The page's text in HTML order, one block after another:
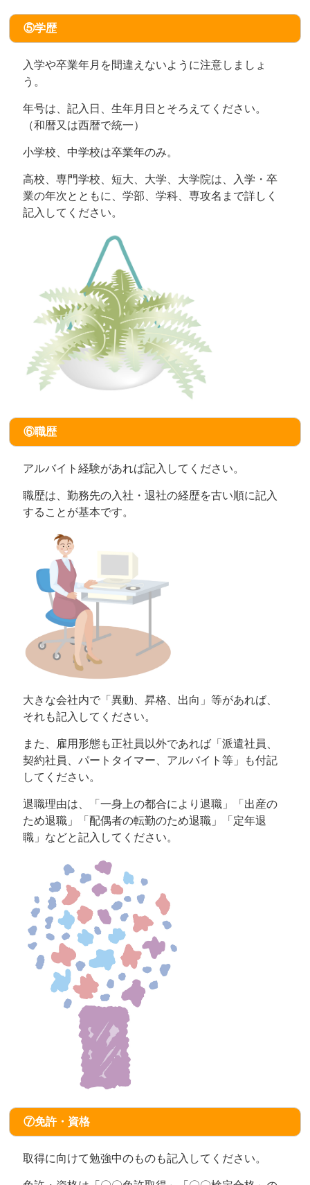
⑤学歴
入学や卒業年月を間違えないように注意しましょ
う。
年号は、記入日、生年月日とそろえてください。
（和暦又は西暦で統一）
小学校、中学校は卒業年のみ。
高校、専門学校、短大、大学、大学院は、入学・卒
業の年次とともに、学部、学科、専攻名まで詳しく
記入してください。
⑥職歴
アルバイト経験があれば記入してください。
職歴は、勤務先の入社・退社の経歴を古い順に記入
することが基本です。
大きな会社内で「異動、昇格、出向」等があれば、
それも記入してください。
また、雇用形態も正社員以外であれば「派遣社員、
契約社員、パートタイマー、アルバイト等」も付記
してください。
退職理由は、「一身上の都合により退職」「出産の
ため退職」「配偶者の転勤のため退職」「定年退
職」などと記入してください。
⑦免許・資格
取得に向けて勉強中のものも記入してください。